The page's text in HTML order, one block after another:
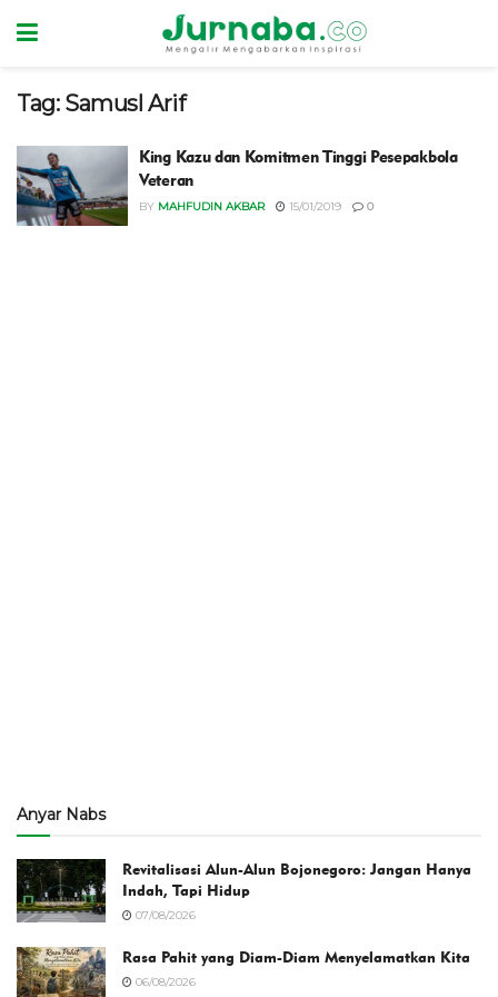
Tag: Samusl Arif
King Kazu dan Komitmen Tinggi Pesepakbola
Veteran
BY MAHFUDIN AKBAR 15/01/2019 0
Anyar Nabs
Revitalisasi Alun-Alun Bojonegoro: Jangan Hanya
Indah, Tapi Hidup
07/08/2026
Rasa Pahit yang Diam-Diam Menyelamatkan Kita
06/08/2026